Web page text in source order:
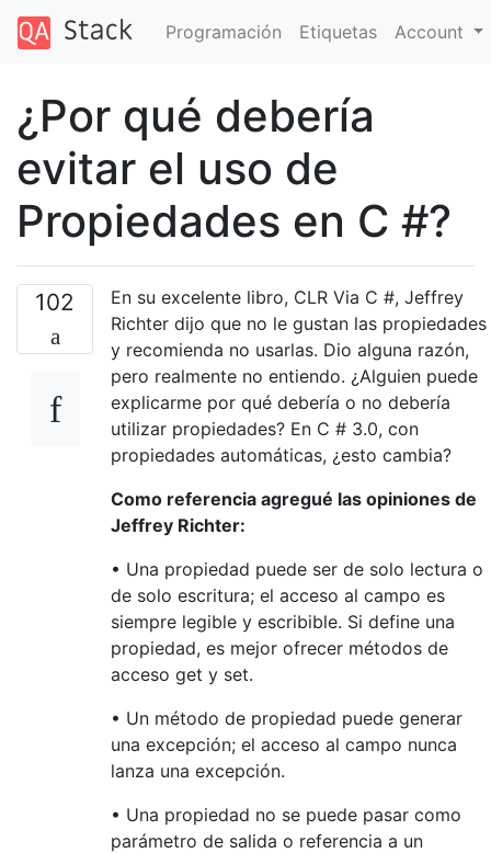
Programación Etiquetas Account
¿Por qué debería
evitar el uso de
Propiedades en C #?
102
En su excelente libro, CLR Via C #, Jeffrey
Richter dijo que no le gustan las propiedades
y recomienda no usarlas. Dio alguna razón,
pero realmente no entiendo. ¿Alguien puede
explicarme por qué debería o no debería
utilizar propiedades? En C # 3.0, con
propiedades automáticas, ¿esto cambia?
Como referencia agregué las opiniones de
Jeffrey Richter:
• Una propiedad puede ser de solo lectura o
de solo escritura; el acceso al campo es
siempre legible y escribible. Si define una
propiedad, es mejor ofrecer métodos de
acceso get y set.
• Un método de propiedad puede generar
una excepción; el acceso al campo nunca
lanza una excepción.
• Una propiedad no se puede pasar como
parámetro de salida o referencia a un